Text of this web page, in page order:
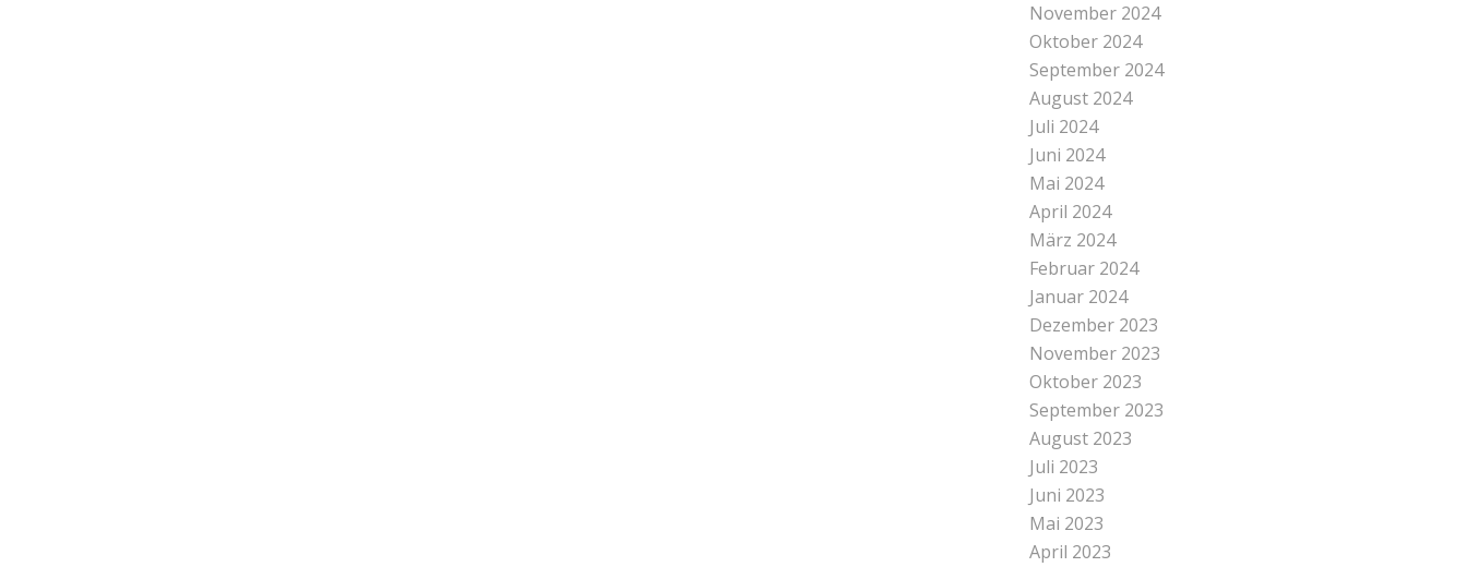
November 2024
Oktober 2024
September 2024
August 2024
Juli 2024
Juni 2024
Mai 2024
April 2024
März 2024
Februar 2024
Januar 2024
Dezember 2023
November 2023
Oktober 2023
September 2023
August 2023
Juli 2023
Juni 2023
Mai 2023
April 2023